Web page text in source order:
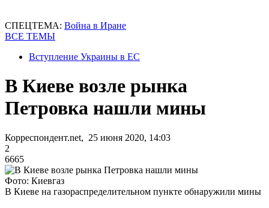
СПЕЦТЕМА: Война в Иране
ВСЕ ТЕМЫ
Вступление Украины в ЕС
В Киеве возле рынка
Петровка нашли мины
Корреспондент.net, 25 июня 2020, 14:03
2
6665
Фото: Киевгаз
В Киеве на газораспределительном пункте обнаружили мины